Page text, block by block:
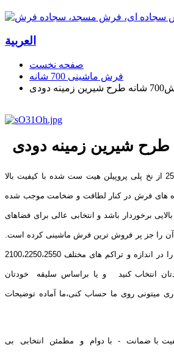
العربیة
صفحه نخست
فرش ماشینی 700 شانه
زمینه دودی
فرش 700 شانه با تراکم 2550 از نخ پلی پروپیلن هیت ست شده با کیفیت بالا
های فرش در کنار لطافت و ضخامت موجب شده
برخوردار باشد و انتخابی عالی برای فضاهای
را جز پر فروش ترین فرش ماشینی کرده است.
این فرش 700 شانه با دوام را در اندازه و تراکم های مختلف 2100،2250،2550
انتخاب کنید و یا براساس سلیقه خودتان
میتونی روی ما حساب کنی،ما آماده توضیحات
با ضمانت - با دوام و مطمئن انتخابی بی